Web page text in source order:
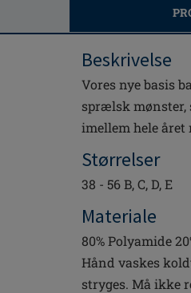
Beskrivelse
Vores nye basis
sprælsk mønster,
imellem hele året
Størrelser
38 - 56 B, C, D, E
Materiale
80% Polyamide
Hånd vaskes
stryges. Må ikke